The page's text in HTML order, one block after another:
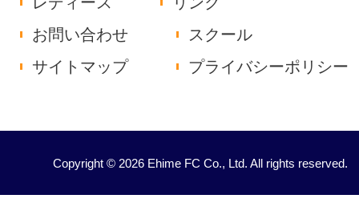
お問い合わせ
スクール
サイトマップ
プライバシーポリシー
Copyright © 2026 Ehime FC Co., Ltd. All rights reserved.